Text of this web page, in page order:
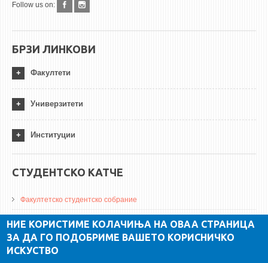
Follow us on:
БРЗИ ЛИНКОВИ
Факултети
Универзитети
Институции
СТУДЕНТСКО КАТЧЕ
Факултетско студентско собрание
ДА Винчи магазин
Алумни асоцијација
НИЕ КОРИСТИМЕ КОЛАЧИЊА НА ОВАА СТРАНИЦА
ЗА ДА ГО ПОДОБРИМЕ ВАШЕТО КОРИСНИЧКО
ИСКУСТВО